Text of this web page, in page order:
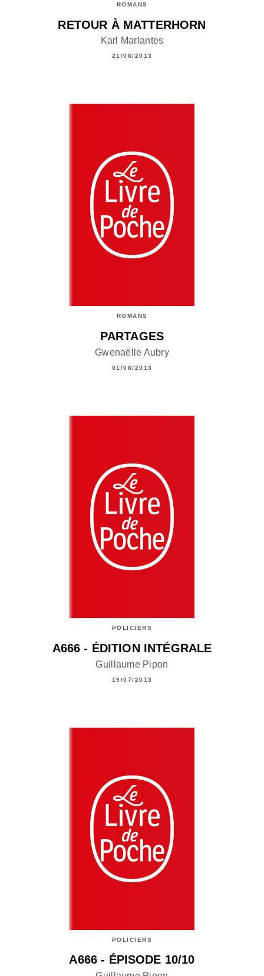
ROMANS
RETOUR À MATTERHORN
Karl Marlantes
21/08/2013
ROMANS
PARTAGES
Gwenaëlle Aubry
01/08/2013
POLICIERS
A666 - ÉDITION INTÉGRALE
Guillaume Pipon
19/07/2013
POLICIERS
A666 - ÉPISODE 10/10